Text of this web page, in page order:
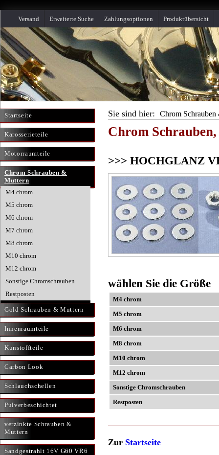
Produktübersicht
Zahlungsoptionen
Erweiterte Suche
Versand
Startseite
Karosserieteile
Motorraumteile
Chrom Schrauben &
Muttern
M4 chrom
M5 chrom
M6 chrom
M7 chrom
M8 chrom
M10 chrom
M12 chrom
Sonstige Chromschrauben
Restposten
Gold Schrauben & Muttern
Innenraumteile
Kunstoffteile
Carbon Look
Schlauchschellen
Pulverbeschichtet
verzinkte Schrauben &
Muttern
Sandgestrahlt 16V G60 VR6
Sie sind hier: Chrom
Chrom
>>> HOCHGLANZ
wählen Sie die Größe
M4 chrom
M5 chrom
M6 chrom
M8 chrom
M10 chrom
M12 chrom
Sonstige Chromschrauben
Restposten
Zur Startseite